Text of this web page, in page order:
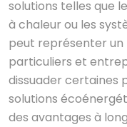
solutions telles que
à chaleur ou les
peut représenter un
particuliers et
dissuader certaines
solutions
des avantages à